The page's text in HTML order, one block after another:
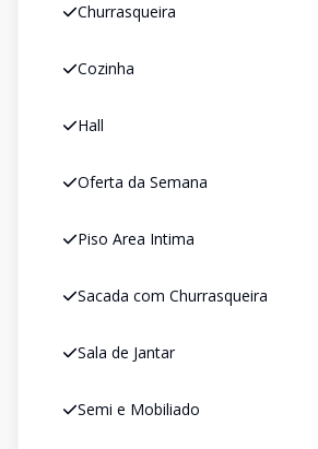
Churrasqueira
Cozinha
Hall
Oferta da Semana
Piso Area Intima
Sacada com Churrasqueira
Sala de Jantar
Semi e Mobiliado